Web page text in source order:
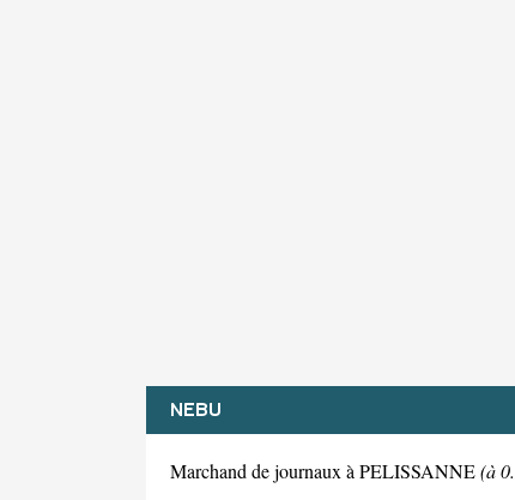
NEBU
Marchand de journaux à PELISSANNE(à